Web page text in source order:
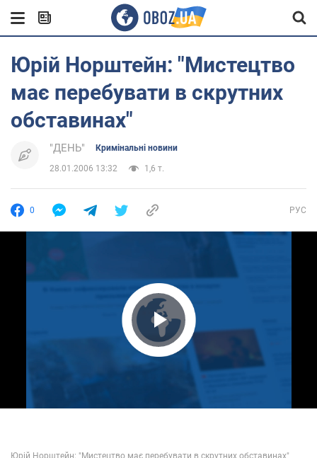
Юрій Норштейн: "Мистецтво
має перебувати в скрутних
обставинах"
"ДЕНЬ" Кримінальні новини
28.01.2006 13:32 1,6 т.
0 РУС
Play Video